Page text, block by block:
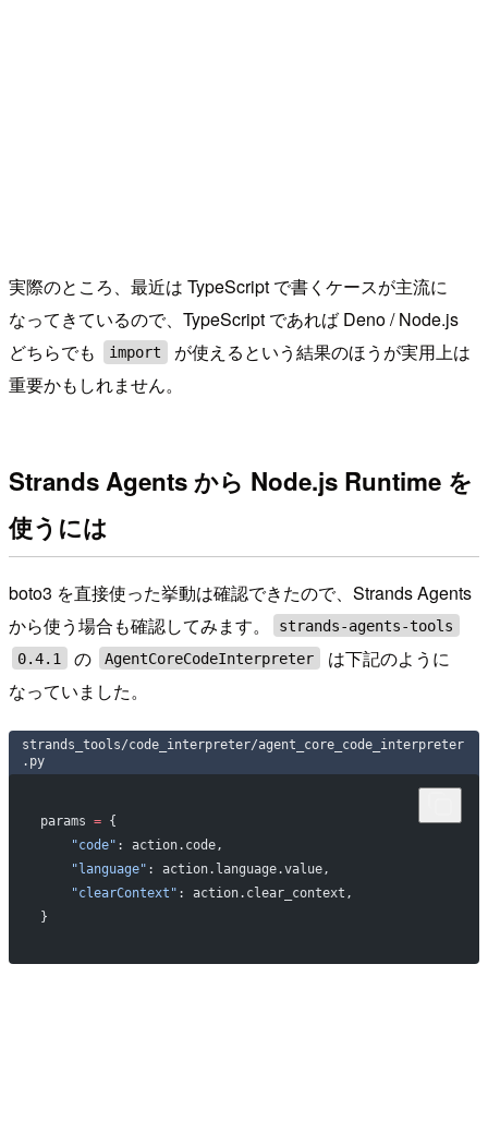
実際のところ、最近は TypeScript で書くケースが主流に
なってきているので、TypeScript であれば Deno / Node.js
どちらでも
import
が使えるという結果のほうが実用上は
重要かもしれません。
Strands Agents から Node.js Runtime を
使うには
boto3 を直接使った挙動は確認できたので、Strands Agents
から使う場合も確認してみます。
strands-agents-tools
0.4.1
の AgentCoreCodeInterpreter
は下記のように
なっていました。
strands_tools/code_interpreter/agent_core_code_interpreter
.py
params = {
    "code"
: action.code,
    "language"
: action.language.value,
    "clearContext"
: action.clear_context,
}